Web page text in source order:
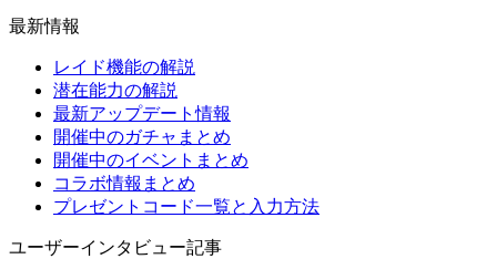
最新情報
レイド機能の解説
潜在能力の解説
最新アップデート情報
開催中のガチャまとめ
開催中のイベントまとめ
コラボ情報まとめ
プレゼントコード一覧と入力方法
ユーザーインタビュー記事